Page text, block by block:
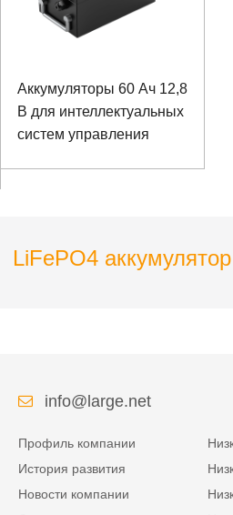
Аккумуляторы 60 Ач 12,8
В для интеллектуальных
систем управления
LiFePO4
info@large.net
Профиль компании
История развития
Новости компании